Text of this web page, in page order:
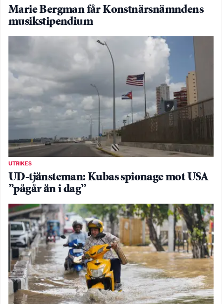
Marie Bergman får Konstnärsnämndens
musikstipendium
UTRIKES
UD-tjänsteman: Kubas spionage mot USA
”pågår än i dag”